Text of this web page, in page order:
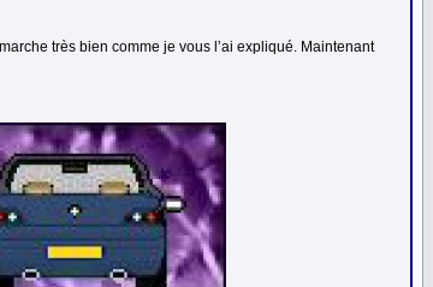
très bien comme je vous l’ai expliqué. Maintenant